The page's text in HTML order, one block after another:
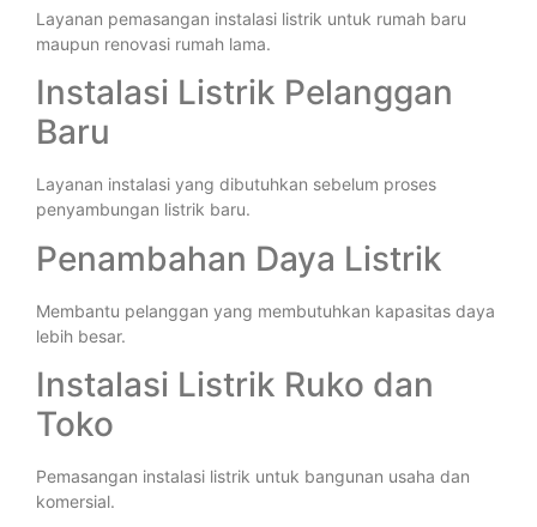
Layanan pemasangan instalasi listrik untuk rumah baru
maupun renovasi rumah lama.
Instalasi Listrik Pelanggan
Baru
Layanan instalasi yang dibutuhkan sebelum proses
penyambungan listrik baru.
Penambahan Daya Listrik
Membantu pelanggan yang membutuhkan kapasitas daya
lebih besar.
Instalasi Listrik Ruko dan
Toko
Pemasangan instalasi listrik untuk bangunan usaha dan
komersial.